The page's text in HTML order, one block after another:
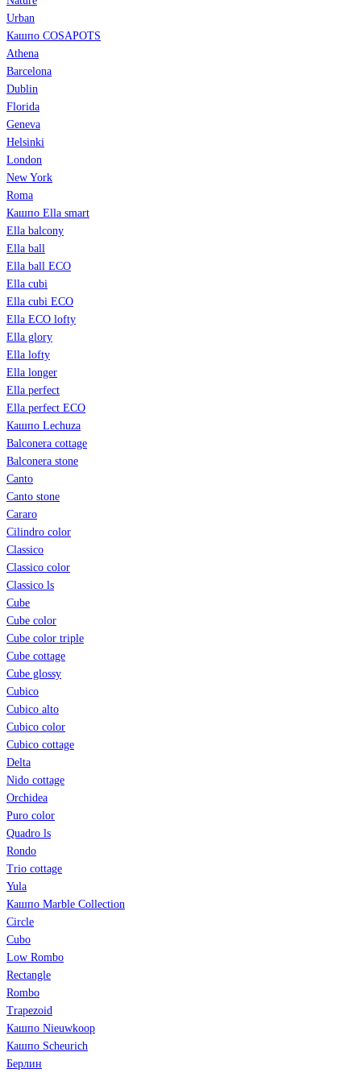
Urban
Кашпо COSAPOTS
Athena
Barcelona
Dublin
Florida
Geneva
Helsinki
London
New York
Roma
Кашпо Ella smart
Ella balcony
Ella ball
Ella ball ECO
Ella cubi
Ella cubi ECO
Ella ECO lofty
Ella glory
Ella lofty
Ella longer
Ella perfect
Ella perfect ECO
Кашпо Lechuza
Balconera cottage
Balconera stone
Canto
Canto stone
Cararo
Cilindro color
Classico
Classico color
Classico ls
Cube
Cube color
Cube color triple
Cube cottage
Cube glossy
Cubico
Cubico alto
Cubico color
Cubico cottage
Delta
Nido cottage
Orchidea
Puro color
Quadro ls
Rondo
Trio cottage
Yula
Кашпо Marble Collection
Circle
Cubo
Low Rombo
Rectangle
Rombo
Trapezoid
Кашпо Nieuwkoop
Кашпо Scheurich
Берлин